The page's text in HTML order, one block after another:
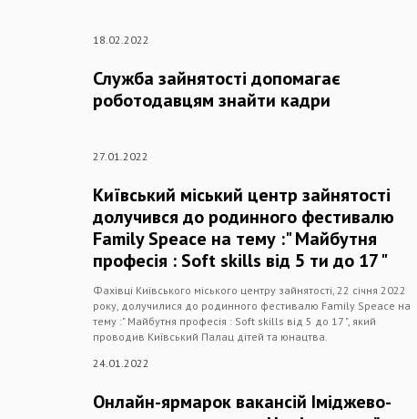
18.02.2022
Служба зайнятості допомагає
роботодавцям знайти кадри
27.01.2022
Київський міський центр зайнятості
долучився до родинного фестивалю
Family Speace на тему :" Майбутня
професія : Soft skills від 5 ти до 17 "
Фахівці Київського міського центру зайнятості, 22 січня 2022
року, долучилися до родинного фестивалю Family Speace на
тему :" Майбутня професія : Soft skills від 5 до 17 ", який
проводив Київський Палац дітей та юнацтва.
24.01.2022
Онлайн-ярмарок вакансій Іміджево-